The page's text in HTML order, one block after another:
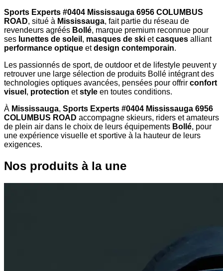
Sports Experts #0404 Mississauga 6956 COLUMBUS
ROAD, situé à Mississauga, fait partie du réseau de
revendeurs agréés Bollé, marque premium reconnue pour
ses lunettes de soleil , masques de ski etcasques alliant
performance optique etdesign contemporain.
Les passionnés de sport, de outdoor et de lifestyle peuvent y
retrouver une large sélection de produits Bollé intégrant des
technologies optiques avancées, pensées pour offrir confort
visuel , protection etstyle en toutes conditions.
À Mississauga, Sports Experts #0404 Mississauga 6956
COLUMBUS ROAD accompagne skieurs, riders et amateurs
de plein air dans le choix de leurs équipements Bollé, pour
une expérience visuelle et sportive à la hauteur de leurs
exigences.
Nos produits à la une